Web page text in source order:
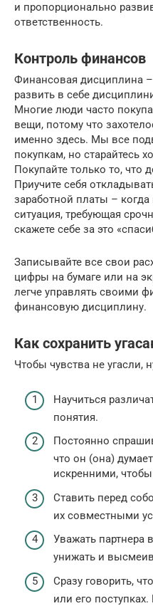
и пропорционально
ответственность.
Контроль финансов
Финансовая дисциплина
развить в себе
Многие люди часто
вещи, потому что
именно здесь. Мы все
покупкам, но старайтесь
Покупайте только то, что
Приучите себя
заработной платы –
ситуация, требующая
скажете себе за это
Записывайте все свои
цифры на бумаге или на
легче управлять своими
финансовую дисциплину.
Как сохранить
Чтобы чувства не угасли,
Научиться
понятия.
Постоянно
что он (она)
искренними,
Ставить перед
их совместными
Уважать партнера
унижать и
Сразу говорить,
или его